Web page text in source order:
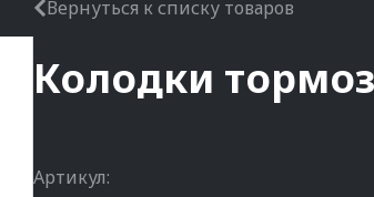
Вернуться к списку товаров
Колодки
Артикул: